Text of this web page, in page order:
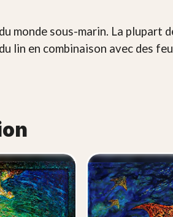
monde sous-marin. La plupart
lin en combinaison avec des